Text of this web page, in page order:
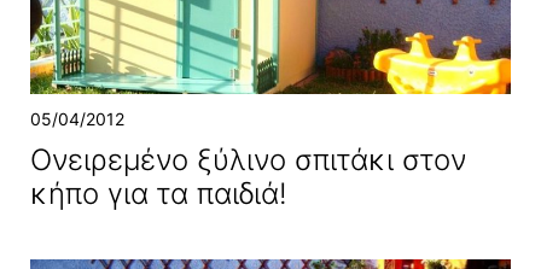
05/04/2012
Ονειρεμένο ξύλινο σπιτάκι στον
κήπο για τα παιδιά!